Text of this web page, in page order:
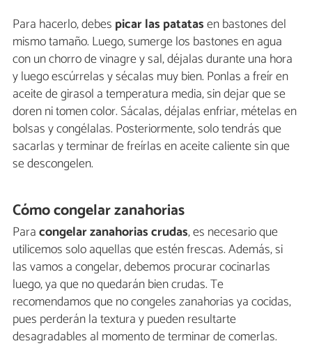
Para hacerlo, debes picar las patatasen bastones del
mismo tamaño. Luego, sumerge los bastones en agua
con un chorro de vinagre y sal, déjalas durante una hora
y luego escúrrelas y sécalas muy bien. Ponlas a freír en
aceite de girasol a temperatura media, sin dejar que se
doren ni tomen color. Sácalas, déjalas enfriar, mételas en
bolsas y congélalas. Posteriormente, solo tendrás que
sacarlas y terminar de freírlas en aceite caliente sin que
se descongelen.
Cómo congelar zanahorias
Paracongelar zanahorias crudas, es necesario que
utilicemos solo aquellas que estén frescas. Además, si
las vamos a congelar, debemos procurar cocinarlas
luego, ya que no quedarán bien crudas. Te
recomendamos que no congeles zanahorias ya cocidas,
pues perderán la textura y pueden resultarte
desagradables al momento de terminar de comerlas.